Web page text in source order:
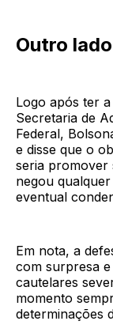
Outro lado
Logo após ter
Secretaria de
Federal,
e disse que o
seria promover
negou
eventual
Em nota, a
com surpresa e
cautelares
momento
determinações